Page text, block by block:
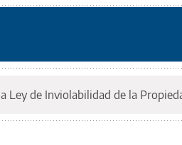
Ley de Inviolabilidad de la